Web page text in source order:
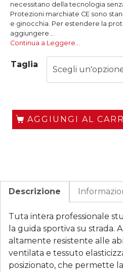
necessitano della tecnologia
Protezioni marchiate CE sono
e ginocchia. Per estendere la
aggiungere...
Continua a Leggere…
Taglia
AGGIUNGI AL
Descrizione
Tuta intera professionale
la guida sportiva su strada.
altamente resistente alle
ventilata e tessuto
posizionato, che permette